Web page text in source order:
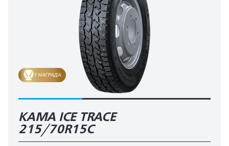
1 НАГРАДА
КАМА ICE TRACE
215/70R15C